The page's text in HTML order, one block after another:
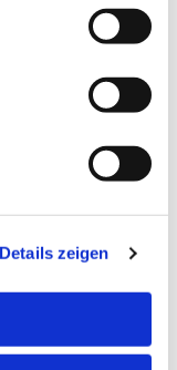
Details zeigen